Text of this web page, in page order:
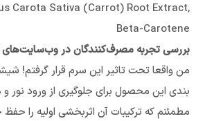
Carota Sativa (Carrot) Root Extract,
Beta-Carotene
بررسی تجربه مصرف‌کنندگان در وب‌سایت‌های
من واقعا تحت تاثیر این سرم قرار گرفتم!
بندی این محصول برای جلوگیری از ورود نور
مطمئنم که ترکیبات آن اثربخشی اولیه را حفظ